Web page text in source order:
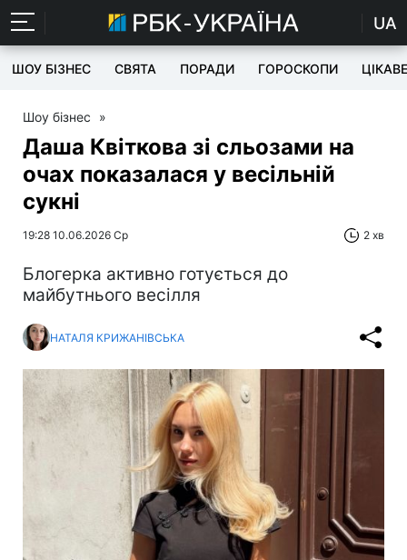
UA
ШОУ БІЗНЕС СВЯТА ПОРАДИ ГОРОСКОПИ ЦІКАВЕ
Шоу бізнес »
Даша Квіткова зі сльозами на
очах показалася у весільній
сукні
19:28 10.06.2026 Ср 2 хв
Блогерка активно готується до
майбутнього весілля
НАТАЛЯ КРИЖАНІВСЬКА